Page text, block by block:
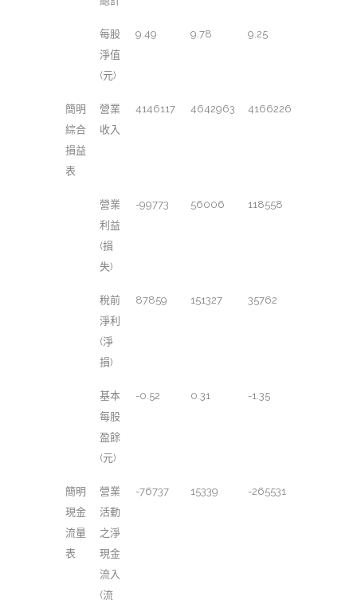
每股
淨值
(元)
9.49 9.78 9.25
簡明
綜合
損益
表
營業
收入
4146117 4642963 4166226
營業
利益
(損
失)
-99773 56006 118558
稅前
淨利
(淨
損)
87859 151327 35762
基本
每股
盈餘
(元)
-0.52 0.31 -1.35
簡明
現金
流量
表
營業
活動
之淨
現金
流入
(流
-76737 15339 -265531